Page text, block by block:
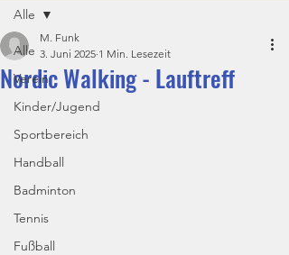
Alle
Verein
Kinder/Jugend
Sportbereich
Handball
Badminton
Tennis
Fußball
Alle
Nordic Walking - Lauftreff
M. Funk
3. Juni 2025 1 Min. Lesezeit